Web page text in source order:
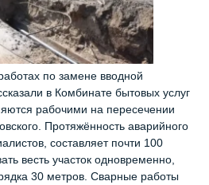
по замене вводной
в Комбинате бытовых услуг
рабочими на пересечении
Протяжённость аварийного
составляет почти 100
весть участок одновременно,
30 метров. Сварные работы